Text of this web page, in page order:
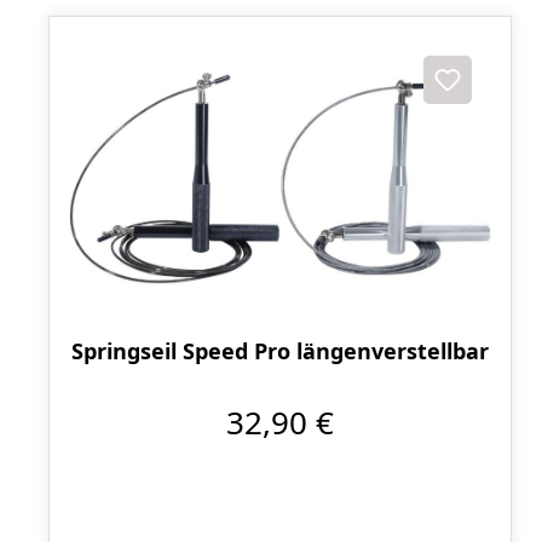
Springseil Speed Pro längenverstellbar
32,90 €